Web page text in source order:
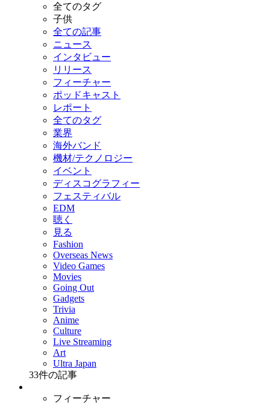
全てのタグ
子供
全ての記事
ニュース
インタビュー
リリース
フィーチャー
ポッドキャスト
レポート
全てのタグ
業界
海外バンド
機材/テクノロジー
イベント
ディスコグラフィー
フェスティバル
EDM
聴く
見る
Fashion
Overseas News
Video Games
Movies
Going Out
Gadgets
Trivia
Anime
Culture
Live Streaming
Art
Ultra Japan
33件の記事
フィーチャー